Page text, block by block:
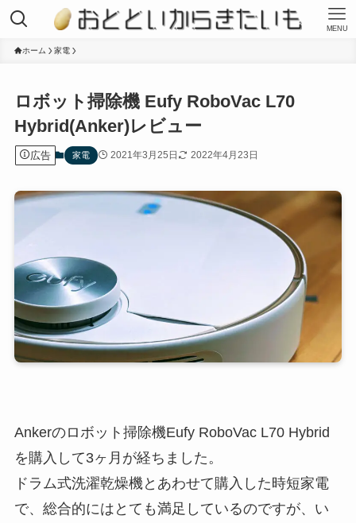
MENU
ホーム 家電
ロボット掃除機 Eufy RoboVac L70
Hybrid(Anker)レビュー
広告 家電 2021年3月25日 2022年4月23日
Ankerのロボット掃除機Eufy RoboVac L70 Hybrid
を購入して3ヶ月が経ちました。
ドラム式洗濯乾燥機とあわせて購入した時短家電
で、総合的にはとても満足しているのですが、い